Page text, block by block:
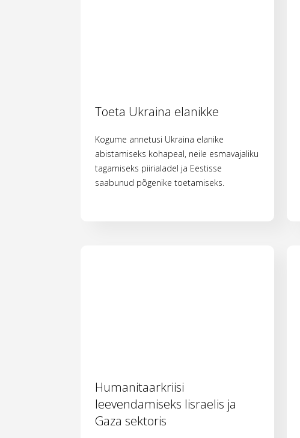
Toeta Ukraina elanikke
Kogume annetusi Ukraina elanike
abistamiseks kohapeal, neile esmavajaliku
tagamiseks piirialadel ja Eestisse
saabunud põgenike toetamiseks.
Humanitaarkriisi
leevendamiseks Iisraelis ja
Gaza sektoris